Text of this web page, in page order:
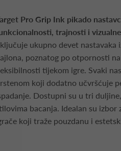
Pro Grip Ink pikado
trajnosti i
ukupno devet nastavaka
poznatog po otpornosti
tijekom igre. Svaki
koji dodatno učvršćuje
Dostupni su u tri
bacanja. Idealan su
koji traže pouzdanu i